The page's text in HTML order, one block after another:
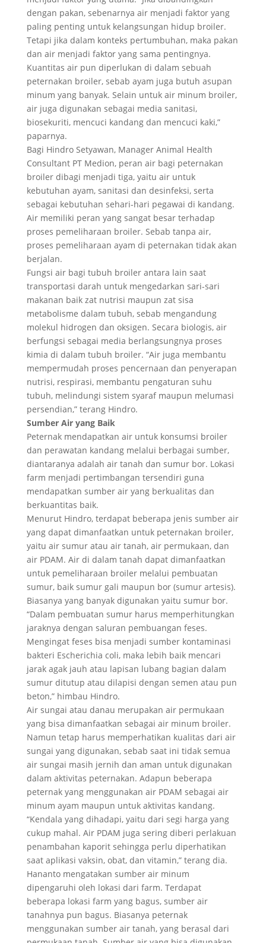
dengan pakan, sebenarnya air menjadi faktor yang
paling penting untuk kelangsungan hidup broiler.
Tetapi jika dalam konteks pertumbuhan, maka pakan
dan air menjadi faktor yang sama pentingnya.
Kuantitas air pun diperlukan di dalam sebuah
peternakan broiler, sebab ayam juga butuh asupan
minum yang banyak. Selain untuk air minum broiler,
air juga digunakan sebagai media sanitasi,
biosekuriti, mencuci kandang dan mencuci kaki,”
paparnya.
Bagi Hindro Setyawan, Manager Animal Health
Consultant PT Medion, peran air bagi peternakan
broiler dibagi menjadi tiga, yaitu air untuk
kebutuhan ayam, sanitasi dan desinfeksi, serta
sebagai kebutuhan sehari-hari pegawai di kandang.
Air memiliki peran yang sangat besar terhadap
proses pemeliharaan broiler. Sebab tanpa air,
proses pemeliharaan ayam di peternakan tidak akan
berjalan.
Fungsi air bagi tubuh broiler antara lain saat
transportasi darah untuk mengedarkan sari-sari
makanan baik zat nutrisi maupun zat sisa
metabolisme dalam tubuh, sebab mengandung
molekul hidrogen dan oksigen. Secara biologis, air
berfungsi sebagai media berlangsungnya proses
kimia di dalam tubuh broiler. “Air juga membantu
mempermudah proses pencernaan dan penyerapan
nutrisi, respirasi, membantu pengaturan suhu
tubuh, melindungi sistem syaraf maupun melumasi
persendian,” terang Hindro.
Sumber Air yang Baik
Peternak mendapatkan air untuk konsumsi broiler
dan perawatan kandang melalui berbagai sumber,
diantaranya adalah air tanah dan sumur bor. Lokasi
farm menjadi pertimbangan tersendiri guna
mendapatkan sumber air yang berkualitas dan
berkuantitas baik.
Menurut Hindro, terdapat beberapa jenis sumber air
yang dapat dimanfaatkan untuk peternakan broiler,
yaitu air sumur atau air tanah, air permukaan, dan
air PDAM. Air di dalam tanah dapat dimanfaatkan
untuk pemeliharaan broiler melalui pembuatan
sumur, baik sumur gali maupun bor (sumur artesis).
Biasanya yang banyak digunakan yaitu sumur bor.
“Dalam pembuatan sumur harus memperhitungkan
jaraknya dengan saluran pembuangan feses.
Mengingat feses bisa menjadi sumber kontaminasi
bakteri Escherichia coli, maka lebih baik mencari
jarak agak jauh atau lapisan lubang bagian dalam
sumur ditutup atau dilapisi dengan semen atau pun
beton,” himbau Hindro.
Air sungai atau danau merupakan air permukaan
yang bisa dimanfaatkan sebagai air minum broiler.
Namun tetap harus memperhatikan kualitas dari air
sungai yang digunakan, sebab saat ini tidak semua
air sungai masih jernih dan aman untuk digunakan
dalam aktivitas peternakan. Adapun beberapa
peternak yang menggunakan air PDAM sebagai air
minum ayam maupun untuk aktivitas kandang.
“Kendala yang dihadapi, yaitu dari segi harga yang
cukup mahal. Air PDAM juga sering diberi perlakuan
penambahan kaporit sehingga perlu diperhatikan
saat aplikasi vaksin, obat, dan vitamin,” terang dia.
Hananto mengatakan sumber air minum
dipengaruhi oleh lokasi dari farm. Terdapat
beberapa lokasi farm yang bagus, sumber air
tanahnya pun bagus. Biasanya peternak
menggunakan sumber air tanah, yang berasal dari